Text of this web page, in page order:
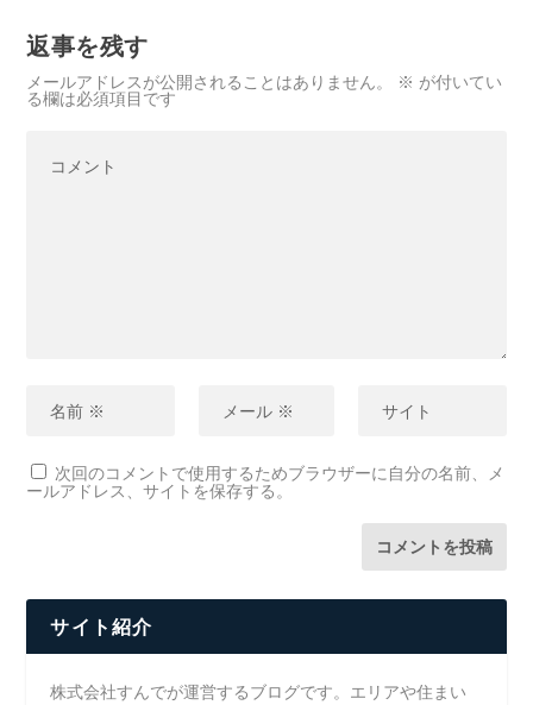
返事を残す
メールアドレスが公開されることはありません。 ※ が付いてい
る欄は必須項目です
次回のコメントで使用するためブラウザーに自分の名前、メ
ールアドレス、サイトを保存する。
サイト紹介
株式会社すんでが運営するブログです。エリアや住まい